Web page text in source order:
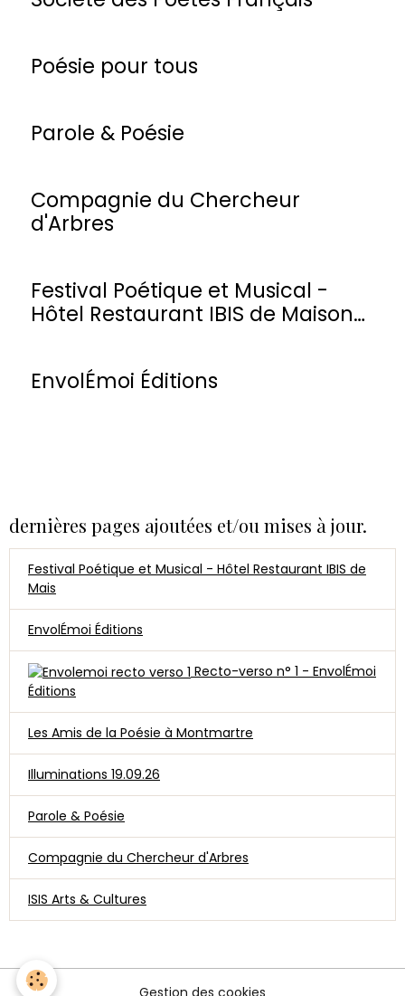
Poésie pour tous
Parole & Poésie
Compagnie du Chercheur
d'Arbres
Festival Poétique et Musical -
Hôtel Restaurant IBIS de Maisons-
EnvolÉmoi Éditions
dernières pages ajoutées et/ou mises à jour.
Festival Poétique et Musical - Hôtel Restaurant IBIS de
Mais
EnvolÉmoi Éditions
Recto-verso n° 1 - EnvolÉmoi
Éditions
Les Amis de la Poésie à Montmartre
Illuminations 19.09.26
Parole & Poésie
Compagnie du Chercheur d'Arbres
ISIS Arts & Cultures
Gestion des cookies